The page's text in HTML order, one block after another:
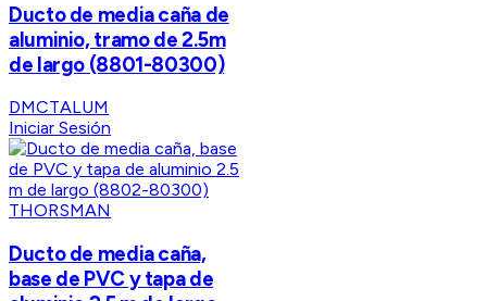
Ducto de media caña de
aluminio, tramo de 2.5m
de largo (8801-80300)
DMCTALUM
Iniciar Sesión
THORSMAN
Ducto de media caña,
base de PVC y tapa de